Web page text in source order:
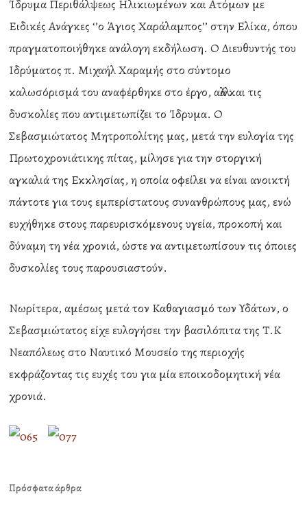
Ίδρυμα Περιθάλψεως Ηλικιωμένων και Ατόμων με
Ειδικές Ανάγκες ‘’ο Άγιος Χαράλαμπος’’ στην Ελίκα, όπου
πραγματοποιήθηκε ανάλογη εκδήλωση. Ο Διευθυντής του
Ιδρύματος π. Μιχαήλ Χαραμής στο σύντομο
καλωσόρισμά του αναφέρθηκε στο έργο, αλλά και τις
δυσκολίες που αντιμετωπίζει το Ίδρυμα. Ο
Σεβασμιώτατος Μητροπολίτης μας, μετά την ευλογία της
Πρωτοχρονιάτικης πίτας, μίλησε για την στοργική
αγκαλιά της Εκκλησίας, η οποία οφείλει να είναι ανοικτή
πάντοτε για τους εμπερίστατους συνανθρώπους μας, ενώ
ευχήθηκε στους παρευρισκόμενους υγεία, προκοπή και
δύναμη τη νέα χρονιά, ώστε να αντιμετωπίσουν τις όποιες
δυσκολίες τους παρουσιαστούν.
Νωρίτερα, αμέσως μετά τον Καθαγιασμό των Υδάτων, ο
Σεβασμιώτατος είχε ευλογήσει την βασιλόπιτα της Τ.Κ
Νεαπόλεως στο Ναυτικό Μουσείο της περιοχής
εκφράζοντας τις ευχές του για μία εποικοδομητική νέα
χρονιά.
Πρόσφατα άρθρα